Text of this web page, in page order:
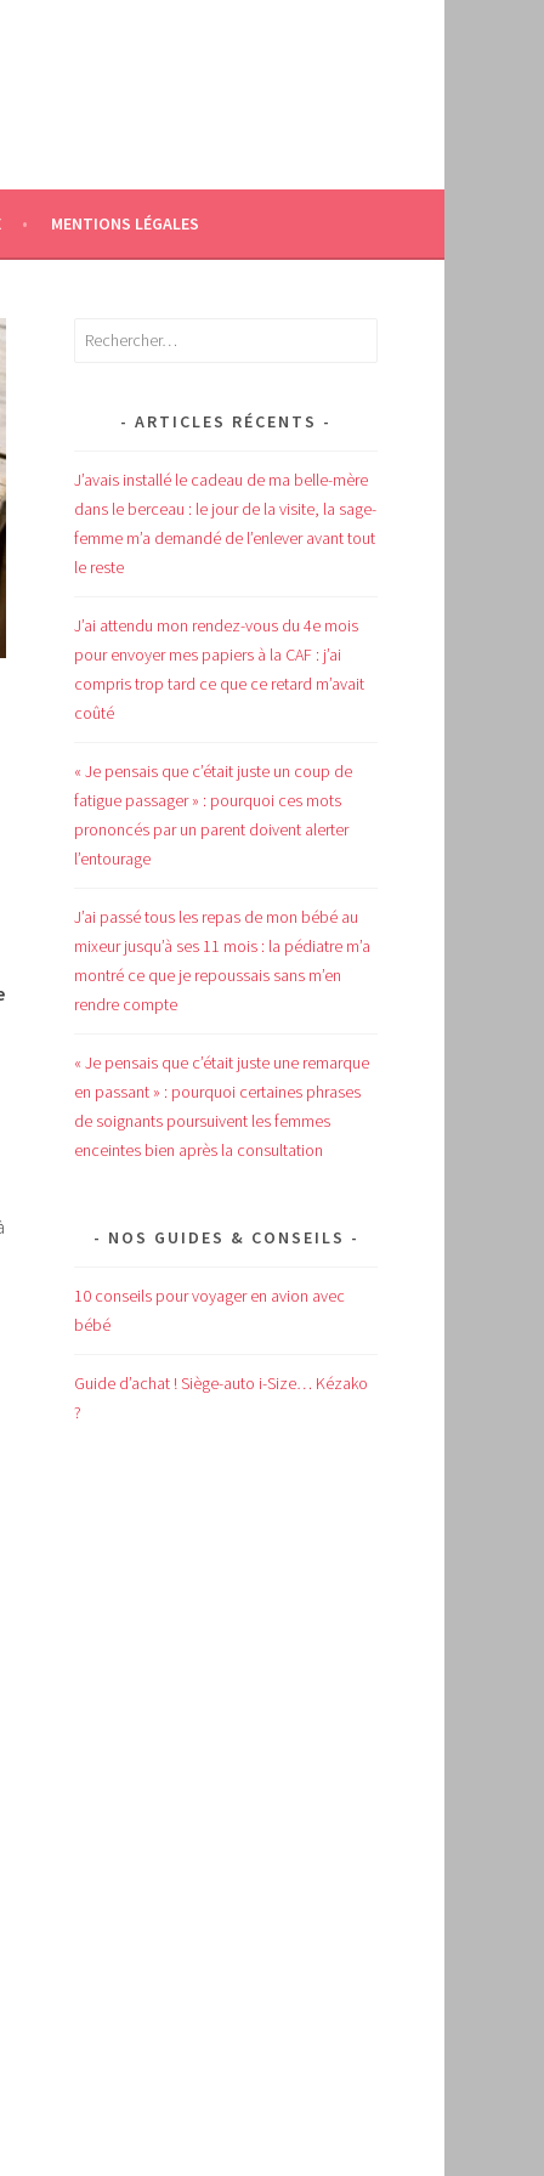
MENTIONS LÉGALES
Rechercher :
ARTICLES RÉCENTS
J’avais installé le cadeau de ma belle-mère
dans le berceau : le jour de la visite, la sage-
femme m’a demandé de l’enlever avant tout
le reste
J’ai attendu mon rendez-vous du 4e mois
pour envoyer mes papiers à la CAF : j’ai
compris trop tard ce que ce retard m’avait
coûté
« Je pensais que c’était juste un coup de
fatigue passager » : pourquoi ces mots
prononcés par un parent doivent alerter
l’entourage
J’ai passé tous les repas de mon bébé au
mixeur jusqu’à ses 11 mois : la pédiatre m’a
montré ce que je repoussais sans m’en
rendre compte
« Je pensais que c’était juste une remarque
en passant » : pourquoi certaines phrases
de soignants poursuivent les femmes
enceintes bien après la consultation
NOS GUIDES & CONSEILS
10 conseils pour voyager en avion avec
bébé
Guide d’achat ! Siège-auto i-Size… Kézako
?